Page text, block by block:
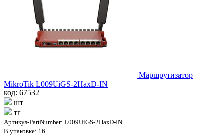
Маршрутизатор
MikroTik L009UiGS-2HaxD-IN
код: 67532
шт
тг
Артикул-PartNumber: L009UiGS-2HaxD-IN
В упаковке: 16